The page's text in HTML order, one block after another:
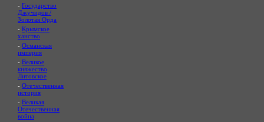
- Государство
Джучидов /
Золотая Орда
- Крымское
ханство
- Османская
империя
- Великое
княжество
Литовское
- Отечественная
история
- Великая
Отечественная
война